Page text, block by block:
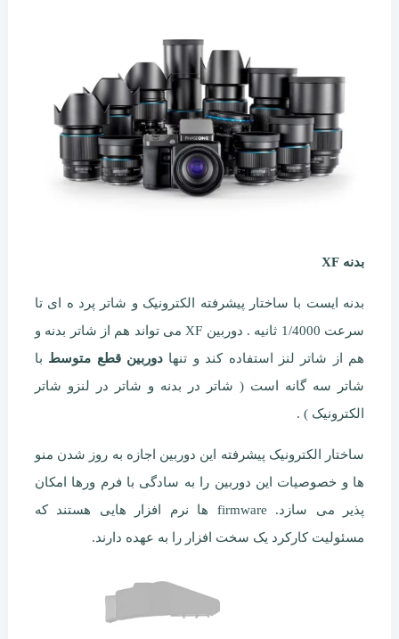
بدنه XF
بدنه ایست با ساختار پیشرفته الکترونیک و شاتر پرد ه ای تا
سرعت 1/4000 ثانیه . دوربین XF می تواند هم از شاتر بدنه و
هم از شاتر لنز استفاده کند و تنها دوربین قطع متوسط با
شاتر سه گانه است ( شاتر در بدنه و شاتر در لنزو شاتر
الکترونیک ) .
ساختار الکترونیک پیشرفته این دوربین اجازه به روز شدن منو
ها و خصوصیات این دوربین را به سادگی با فرم ورها امکان
پذیر می سازد. firmware ها نرم افزار هایی هستند که
مسئولیت کارکرد یک سخت افزار را به عهده دارند.